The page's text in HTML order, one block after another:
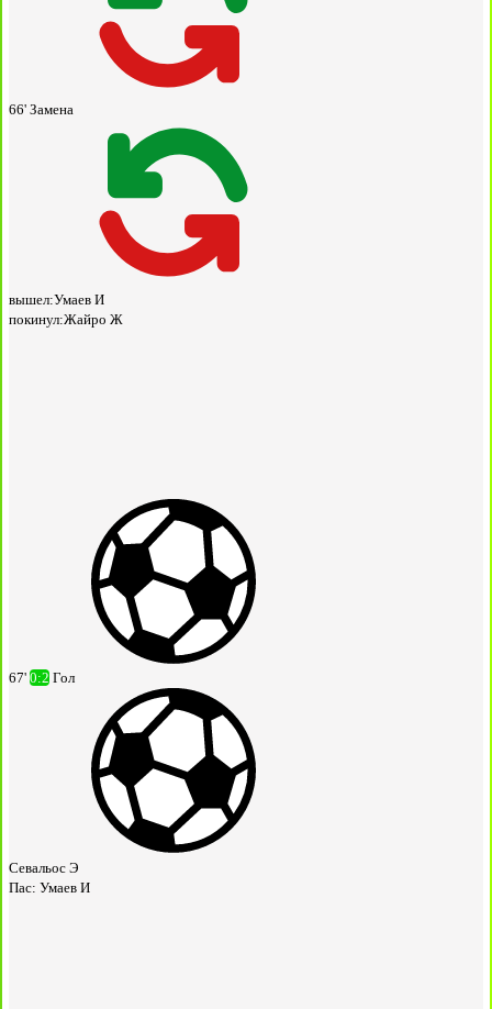
66' Замена
вышел:Умаев И
покинул:Жайро Ж
67' 0:2 Гол
Севальос Э
Пас: Умаев И